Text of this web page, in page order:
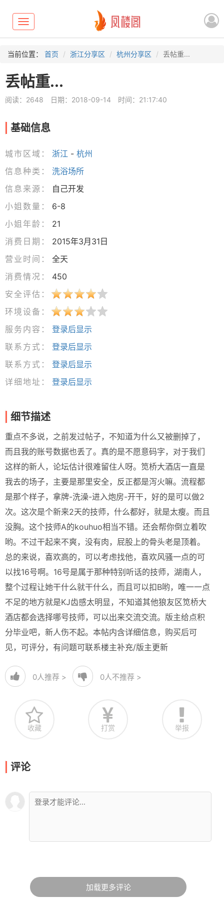
Toggle
navigation
当前位置： 首页 浙江分享区 杭州分享区 丢帖重...
丢帖重...
阅读：2648 日期：2018-09-14 时间：21:17:40
基础信息
城市区域： 浙江 - 杭州
信息种类：
洗浴场所
信息来源：
自己开发
小姐数量：
6-8
小姐年龄：
21
消费日期：
2015年3月31日
营业时间：
全天
消费情况：
450
安全评估：
环境设备：
服务内容：
登录后显示
联系方式：
登录后显示
联系方式：
登录后显示
详细地址：
登录后显示
细节描述
重点不多说，之前发过帖子，不知道为什么又被删掉了，
而且我的账号数据也丢了。真的是不愿意码字，对于我们
这样的新人，论坛估计很难留住人呀。笕桥大酒店一直是
我去的场子，主要是那里安全，反正都是泻火嘛。流程都
是那个样子，拿牌-洗澡-进入炮房-开干，好的是可以做2
次。这次是个新来2天的技师，什么都好，就是太瘦。而且
没胸。这个技师A的kouhuo相当不错。还会帮你倒立着吹
哟。不过干起来不爽，没有肉，屁股上的骨头老是顶着。
总的来说，喜欢高的，可以考虑找他，喜欢风骚一点的可
以找16号啊。16号是属于那种特别听话的技师，湖南人，
整个过程让她干什么就干什么，而且可以扣B哟，唯一一点
不足的地方就是KJ齿感太明显，不知道其他狼友区笕桥大
酒店都会选择哪号技师，可以出来交流交流。版主给点积
分毕业吧，新人伤不起。本帖内含详细信息，购买后可
见，可评分，有问题可联系楼主补充/版主更新
0人推荐 > 0人不推荐 >
收藏 打赏 举报
评论
加载更多评论